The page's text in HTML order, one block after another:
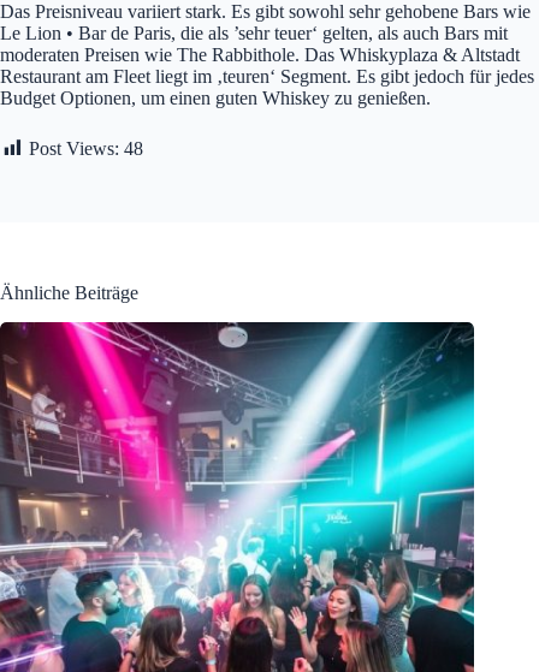
Das Preisniveau variiert stark. Es gibt sowohl sehr gehobene Bars wie
Le Lion • Bar de Paris, die als ’sehr teuer‘ gelten, als auch Bars mit
moderaten Preisen wie The Rabbithole. Das Whiskyplaza & Altstadt
Restaurant am Fleet liegt im ‚teuren‘ Segment. Es gibt jedoch für jedes
Budget Optionen, um einen guten Whiskey zu genießen.
Post Views: 48
Ähnliche Beiträge